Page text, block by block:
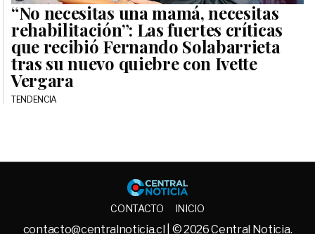
“No necesitas una mamá, necesitas
rehabilitación”: Las fuertes críticas
que recibió Fernando Solabarrieta
tras su nuevo quiebre con Ivette
Vergara
TENDENCIA
Central
CONTACTO INICIO
contacto@centralnoticia.cl | © 2026 Central Noticia.